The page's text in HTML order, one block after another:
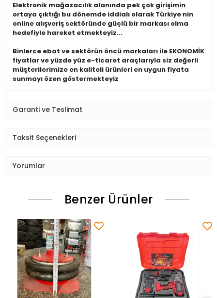
Elektronik mağazacılık alanında pek çok girişimin
ortaya çıktığı bu dönemde iddialı olarak Türkiye nin
online alışveriş sektöründe güçlü bir markası olma
hedefiyle hareket etmekteyiz...
Binlerce ebat ve sektörün öncü markaları ile EKONOMİK
fiyatlar ve yüzde yüz e-ticaret araçlarıyla siz değerli
müşterilerimize en kaliteli ürünleri en uygun fiyata
sunmayı özen göstermekteyiz
Garanti ve Teslimat
Taksit Seçenekleri
Yorumlar
Benzer Ürünler